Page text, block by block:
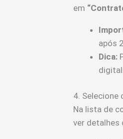
em
após
Dica:
4. Selecione
Na lista de
ver detalhes